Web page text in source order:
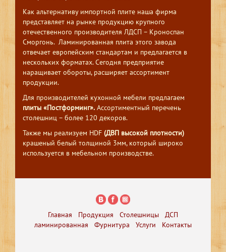
Как альтернативу импортной плите наша фирма
представляет на рынке продукцию крупного
отечественного производителя ЛДСП – Кроноспан
Сморгонь. Ламинированная плита этого завода
отвечает европейским стандартам и предлагается в
нескольких форматах. Сегодня предприятие
наращивает обороты, расширяет ассортимент
продукции.
Для производителей кухонной мебели предлагаем
плиты «Постформинг». Ассортиментный перечень
столешниц – более 120 декоров.
Также мы реализуем HDF (ДВП высокой плотности)
крашеный белый толщиной 3мм, который широко
используется в мебельном производстве.
Главная Продукция Столешницы
ДСП
ламинированная
Фурнитура Услуги Контакты